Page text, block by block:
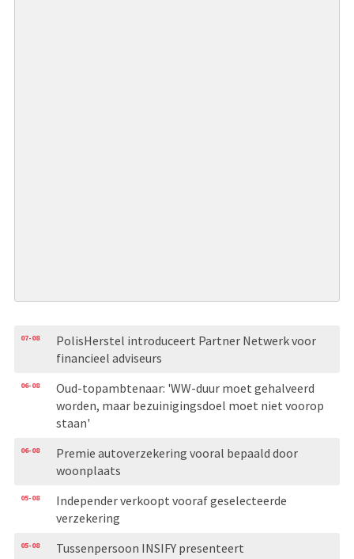
07-08
PolisHerstel introduceert Partner Netwerk voor
financieel adviseurs
06-08
Oud-topambtenaar: 'WW-duur moet gehalveerd
worden, maar bezuinigingsdoel moet niet voorop
staan'
06-08
Premie autoverzekering vooral bepaald door
woonplaats
05-08
Independer verkoopt vooraf geselecteerde
verzekering
05-08
Tussenpersoon INSIFY presenteert